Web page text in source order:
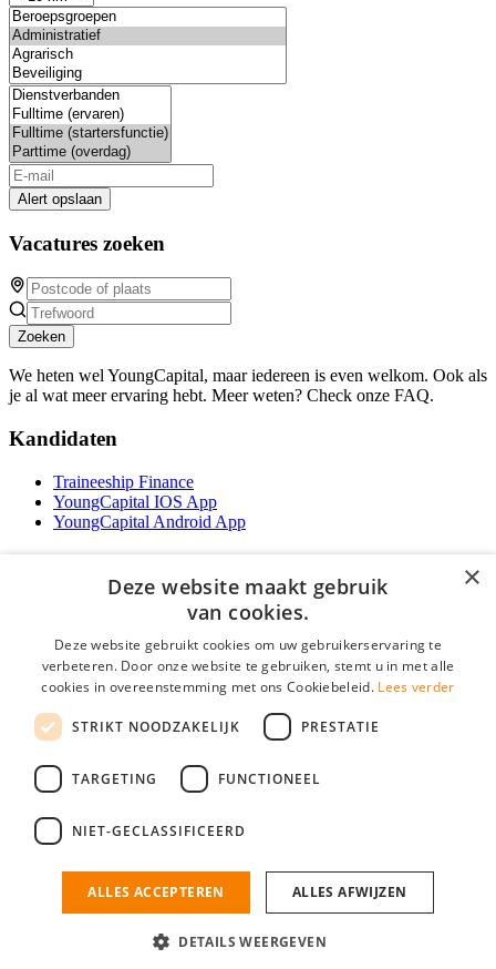
Alert opslaan
Vacatures zoeken
Zoeken
We heten wel YoungCapital, maar iedereen is even welkom. Ook als
je al wat meer ervaring hebt. Meer weten? Check onze FAQ.
Kandidaten
Traineeship Finance
YoungCapital IOS App
YoungCapital Android App
Contractvormen
Brochure aanvragen
Vacature aanmelden
Partners
Contact
Social
Financiele Vacatures is onderdeel van YoungCapital • © 2026 • KvK nr:
×
Deze website maakt gebruik
van cookies.
Deze website gebruikt cookies om uw gebruikerservaring te
verbeteren. Door onze website te gebruiken, stemt u in met alle
cookies in overeenstemming met ons Cookiebeleid. Lees verder
STRIKT NOODZAKELIJK PRESTATIE
TARGETING FUNCTIONEEL
NIET-GECLASSIFICEERD
ALLES ACCEPTEREN ALLES AFWIJZEN
DETAILS WEERGEVEN